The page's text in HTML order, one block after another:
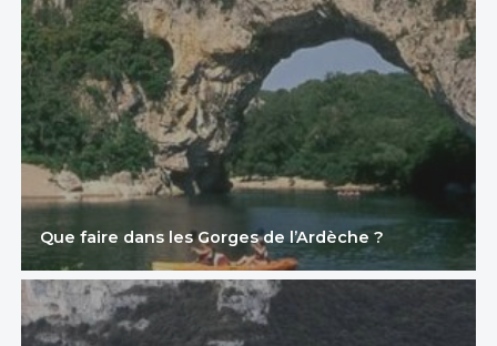
Que faire dans les Gorges de l’Ardèche ?